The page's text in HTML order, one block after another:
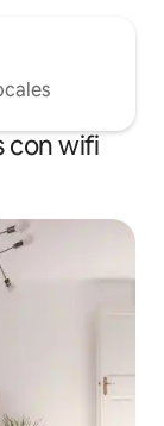
con wifi